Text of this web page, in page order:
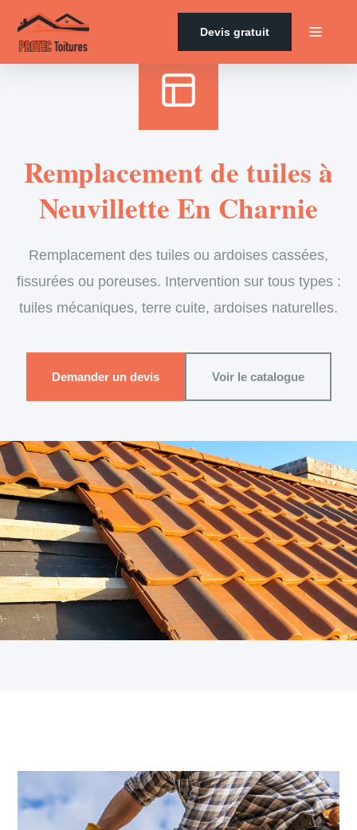
Devis gratuit
Remplacement de tuiles à
Neuvillette En Charnie
Remplacement des tuiles ou ardoises cassées,
fissurées ou poreuses. Intervention sur tous types :
tuiles mécaniques, terre cuite, ardoises naturelles.
Demander un devis Voir le catalogue